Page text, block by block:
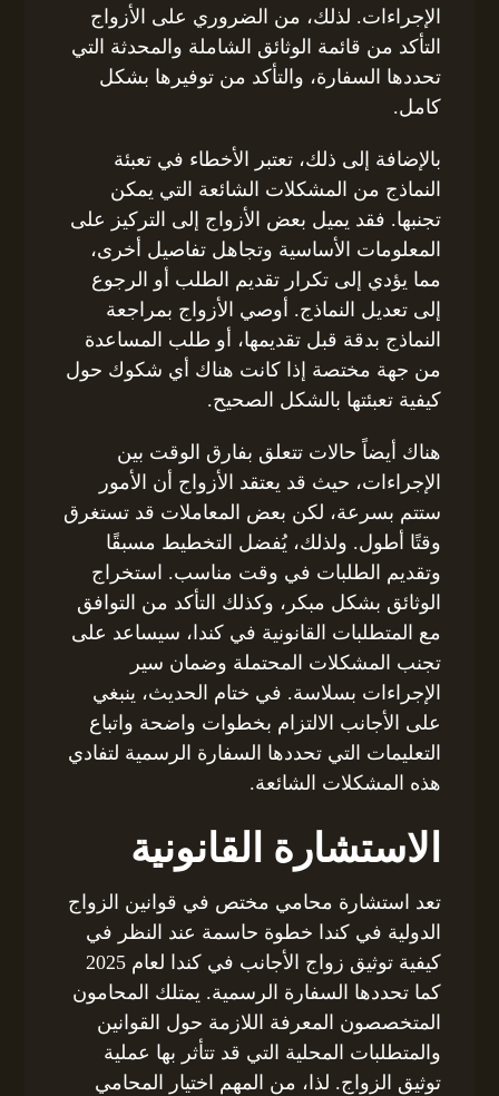
الإجراءات. لذلك، من الضروري على الأزواج
التأكد من قائمة الوثائق الشاملة والمحدثة التي
تحددها السفارة، والتأكد من توفيرها بشكل
كامل.
بالإضافة إلى ذلك، تعتبر الأخطاء في تعبئة
النماذج من المشكلات الشائعة التي يمكن
تجنبها. فقد يميل بعض الأزواج إلى التركيز على
المعلومات الأساسية وتجاهل تفاصيل أخرى،
مما يؤدي إلى تكرار تقديم الطلب أو الرجوع
إلى تعديل النماذج. أوصي الأزواج بمراجعة
النماذج بدقة قبل تقديمها، أو طلب المساعدة
من جهة مختصة إذا كانت هناك أي شكوك حول
كيفية تعبئتها بالشكل الصحيح.
هناك أيضاً حالات تتعلق بفارق الوقت بين
الإجراءات، حيث قد يعتقد الأزواج أن الأمور
ستتم بسرعة، لكن بعض المعاملات قد تستغرق
وقتًا أطول. ولذلك، يُفضل التخطيط مسبقًا
وتقديم الطلبات في وقت مناسب. استخراج
الوثائق بشكل مبكر، وكذلك التأكد من التوافق
مع المتطلبات القانونية في كندا، سيساعد على
تجنب المشكلات المحتملة وضمان سير
الإجراءات بسلاسة. في ختام الحديث، ينبغي
على الأجانب الالتزام بخطوات واضحة واتباع
التعليمات التي تحددها السفارة الرسمية لتفادي
هذه المشكلات الشائعة.
الاستشارة القانونية
تعد استشارة محامي مختص في قوانين الزواج
الدولية في كندا خطوة حاسمة عند النظر في
كيفية توثيق زواج الأجانب في كندا لعام 2025
كما تحددها السفارة الرسمية. يمتلك المحامون
المتخصصون المعرفة اللازمة حول القوانين
والمتطلبات المحلية التي قد تتأثر بها عملية
توثيق الزواج. لذا، من المهم اختيار المحامي